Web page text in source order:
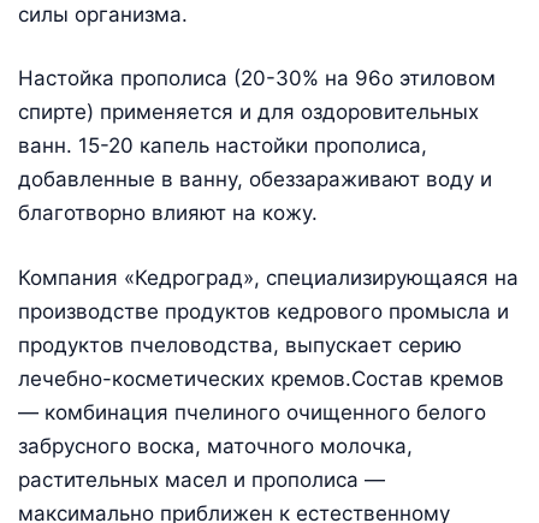
силы организма.
Настойка прополиса (20-30% на 96о этиловом
спирте) применяется и для оздоровительных
ванн. 15-20 капель настойки прополиса,
добавленные в ванну, обеззараживают воду и
благотворно влияют на кожу.
Компания «Кедроград», специализирующаяся на
производстве продуктов кедрового промысла и
продуктов пчеловодства, выпускает серию
лечебно-косметических кремов.Состав кремов
— комбинация пчелиного очищенного белого
забрусного воска, маточного молочка,
растительных масел и прополиса —
максимально приближен к естественному